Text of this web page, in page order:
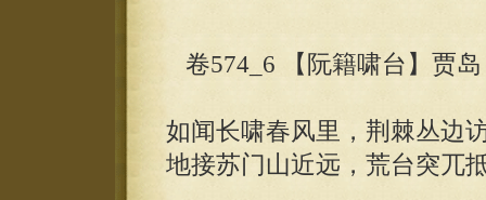
卷574_6 【阮籍啸台】贾岛
如闻长啸春风里，荆棘丛边
地接苏门山近远，荒台突兀